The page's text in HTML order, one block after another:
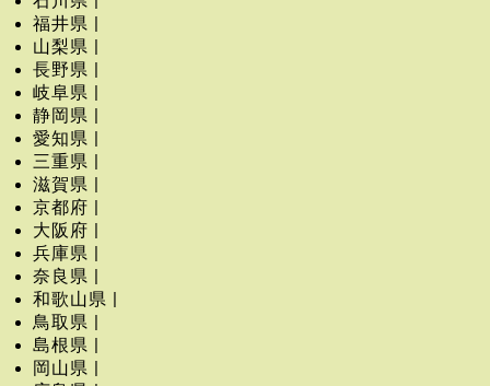
福井県 |
山梨県 |
長野県 |
岐阜県 |
静岡県 |
愛知県 |
三重県 |
滋賀県 |
京都府 |
大阪府 |
兵庫県 |
奈良県 |
和歌山県 |
鳥取県 |
島根県 |
岡山県 |